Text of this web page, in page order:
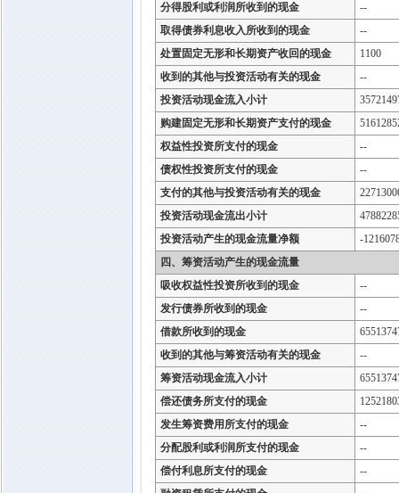
分得股利或利润所收到的现金
--
取得债券利息收入所收到的现金
--
处置固定无形和长期资产收回的现金
1100
收到的其他与投资活动有关的现金
--
投资活动现金流入小计
购建固定无形和长期资产支付的现金
权益性投资所支付的现金
--
债权性投资所支付的现金
--
支付的其他与投资活动有关的现金
投资活动现金流出小计
投资活动产生的现金流量净额
-
四、筹资活动产生的现金流量
吸收权益性投资所收到的现金
--
发行债券所收到的现金
--
借款所收到的现金
收到的其他与筹资活动有关的现金
--
筹资活动现金流入小计
偿还债务所支付的现金
发生筹资费用所支付的现金
--
分配股利或利润所支付的现金
--
偿付利息所支付的现金
--